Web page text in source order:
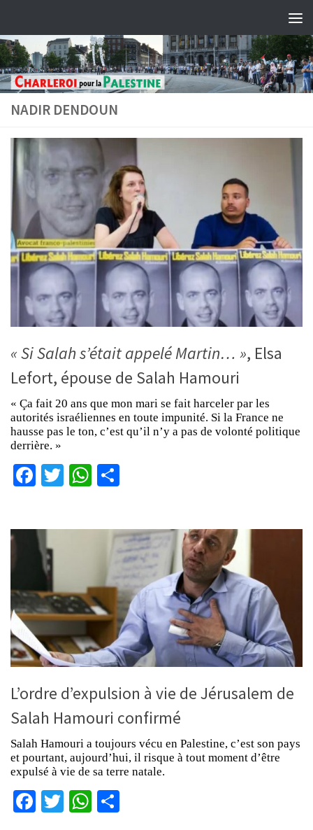
NADIR DENDOUN
« Si Salah s’était appelé Martin… », Elsa
Lefort, épouse de Salah Hamouri
« Ça fait 20 ans que mon mari se fait harceler par les
autorités israéliennes en toute impunité. Si la France ne
hausse pas le ton, c’est qu’il n’y a pas de volonté politique
derrière. »
Facebook
TwitterWhatsApp
L’ordre d’expulsion à vie de Jérusalem de
Salah Hamouri confirmé
Salah Hamouri a toujours vécu en Palestine, c’est son pays
et pourtant, aujourd’hui, il risque à tout moment d’être
expulsé à vie de sa terre natale.
Facebook
TwitterWhatsApp